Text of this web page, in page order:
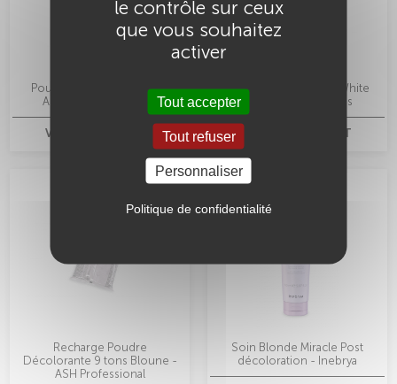
Poudre Décolorante Sans
Ammoniaque - Behair
VOIR CE PRODUIT
Poudre Décolorante White
Meches Plus - Bbcos
VOIR CE PRODUIT
Recharge Poudre
Décolorante 9 tons Bloune -
ASH Professional
Soin Blonde Miracle Post
décoloration - Inebrya
le contrôle sur ceux
que vous souhaitez
activer
Tout accepter
Tout refuser
Personnaliser
Politique de confidentialité